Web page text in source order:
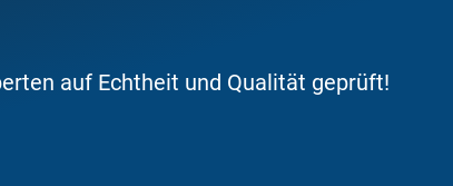
auf Echtheit und Qualität geprüft!